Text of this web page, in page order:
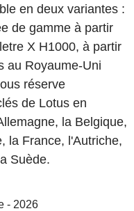
en deux variantes :
de gamme à partir
X H1000, à partir
au Royaume-Uni
réserve
de Lotus en
la Belgique,
la France, l'Autriche,
Suède.
- 2026